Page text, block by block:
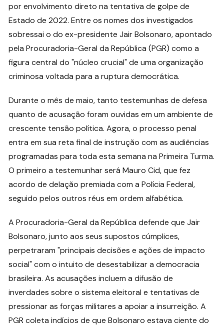
por envolvimento direto na tentativa de golpe de
Estado de 2022. Entre os nomes dos investigados
sobressai o do ex-presidente Jair Bolsonaro, apontado
pela Procuradoria-Geral da República (PGR) como a
figura central do "núcleo crucial" de uma organização
criminosa voltada para a ruptura democrática.
Durante o mês de maio, tanto testemunhas de defesa
quanto de acusação foram ouvidas em um ambiente de
crescente tensão política. Agora, o processo penal
entra em sua reta final de instrução com as audiências
programadas para toda esta semana na Primeira Turma.
O primeiro a testemunhar será Mauro Cid, que fez
acordo de delação premiada com a Polícia Federal,
seguido pelos outros réus em ordem alfabética.
A Procuradoria-Geral da República defende que Jair
Bolsonaro, junto aos seus supostos cúmplices,
perpetraram "principais decisões e ações de impacto
social" com o intuito de desestabilizar a democracia
brasileira. As acusações incluem a difusão de
inverdades sobre o sistema eleitoral e tentativas de
pressionar as forças militares a apoiar a insurreição. A
PGR coleta indícios de que Bolsonaro estava ciente do